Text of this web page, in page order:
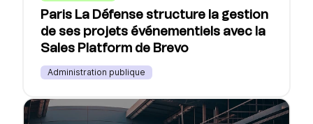
Paris La Défense structure la gestion
de ses projets événementiels avec la
Sales Platform de Brevo
Administration publique